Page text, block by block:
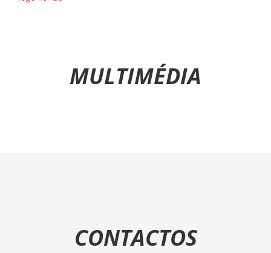
MULTIMÉDIA
CONTACTOS